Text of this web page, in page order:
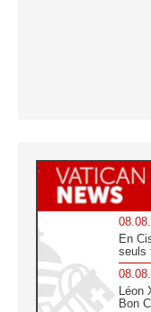
En
seuls
Léon
Bon